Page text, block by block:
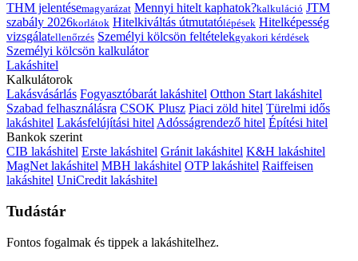
THM jelentésemagyarázat Mennyi hitelt kaphatok?kalkuláció JTM
szabály 2026korlátok Hitelkiváltás útmutatólépések Hitelképesség
vizsgálatellenőrzés Személyi kölcsön feltételekgyakori kérdések
Személyi kölcsön kalkulátor
Lakáshitel
Kalkulátorok
Lakásvásárlás Fogyasztóbarát lakáshitel Otthon Start lakáshitel
Szabad felhasználásra CSOK Plusz Piaci zöld hitel Türelmi idős
lakáshitel Lakásfelújítási hitelAdósságrendező hitel Építési hitel
Bankok szerint
CIB lakáshitel Erste lakáshitel Gránit lakáshitel K&H lakáshitel
MagNet lakáshitel MBH lakáshitel OTP lakáshitel Raiffeisen
lakáshitel UniCredit lakáshitel
Tudástár
Fontos fogalmak és tippek a lakáshitelhez.